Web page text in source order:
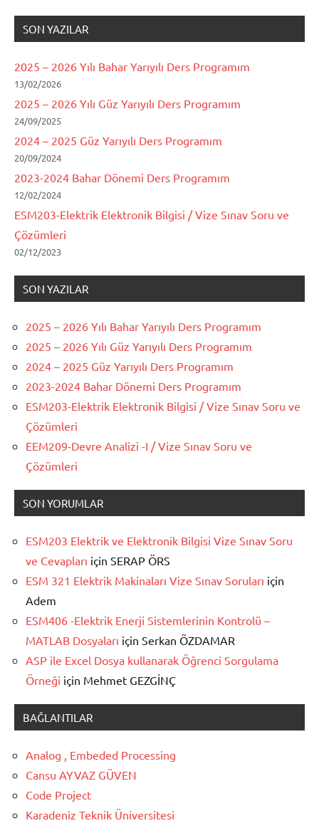
SON YAZILAR
2025 – 2026 Yılı Bahar Yarıyılı Ders Programım
13/02/2026
2025 – 2026 Yılı Güz Yarıyılı Ders Programım
24/09/2025
2024 – 2025 Güz Yarıyılı Ders Programım
20/09/2024
2023-2024 Bahar Dönemi Ders Programım
12/02/2024
ESM203-Elektrik Elektronik Bilgisi / Vize Sınav Soru ve
Çözümleri
02/12/2023
SON YAZILAR
2025 – 2026 Yılı Bahar Yarıyılı Ders Programım
2025 – 2026 Yılı Güz Yarıyılı Ders Programım
2024 – 2025 Güz Yarıyılı Ders Programım
2023-2024 Bahar Dönemi Ders Programım
ESM203-Elektrik Elektronik Bilgisi / Vize Sınav Soru ve
Çözümleri
EEM209-Devre Analizi -I / Vize Sınav Soru ve
Çözümleri
SON YORUMLAR
ESM203 Elektrik ve Elektronik Bilgisi Vize Sınav Soru
ve Cevapları için SERAP ÖRS
ESM 321 Elektrik Makinaları Vize Sınav Soruları için
Adem
ESM406 -Elektrik Enerji Sistemlerinin Kontrolü –
MATLAB Dosyaları için Serkan ÖZDAMAR
ASP ile Excel Dosya kullanarak Öğrenci Sorgulama
Örneği için Mehmet GEZGİNÇ
BAĞLANTILAR
Analog , Embeded Processing
Cansu AYVAZ GÜVEN
Code Project
Karadeniz Teknik Üniversitesi